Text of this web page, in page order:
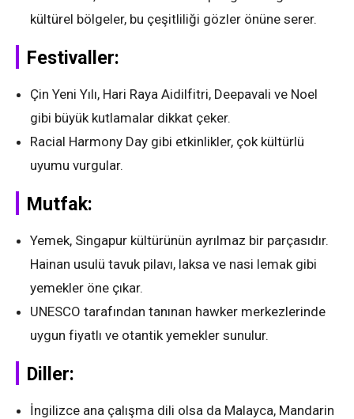
kültürel bölgeler, bu çeşitliliği gözler önüne serer.
Festivaller:
Çin Yeni Yılı, Hari Raya Aidilfitri, Deepavali ve Noel
gibi büyük kutlamalar dikkat çeker.
Racial Harmony Day gibi etkinlikler, çok kültürlü
uyumu vurgular.
Mutfak:
Yemek, Singapur kültürünün ayrılmaz bir parçasıdır.
Hainan usulü tavuk pilavı, laksa ve nasi lemak gibi
yemekler öne çıkar.
UNESCO tarafından tanınan hawker merkezlerinde
uygun fiyatlı ve otantik yemekler sunulur.
Diller:
İngilizce ana çalışma dili olsa da Malayca, Mandarin